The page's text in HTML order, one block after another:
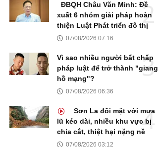
ĐBQH Châu Văn Minh: Đề
xuất 6 nhóm giải pháp hoàn
thiện Luật Phát triển đô thị
07/08/2026 07:16
Vì sao nhiều người bất chấp
pháp luật để trở thành "giang
hồ mạng"?
07/08/2026 06:36
Sơn La đối mặt với mưa
lũ kéo dài, nhiều khu vực bị
chia cắt, thiệt hại nặng nề
07/08/2026 03:12